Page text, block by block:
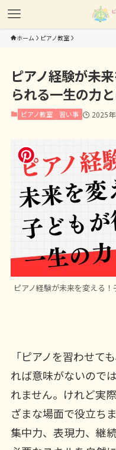
ホーム ピアノ教室
ピアノ経験が未
られる一生の力
ピアノ教室 習い事 2025
ピアノ経験が未来を変える
「ピアノを習わせて
れば意味がないので
れません。けれど実
ざまな場面で役立ち
集中力、表現力、継